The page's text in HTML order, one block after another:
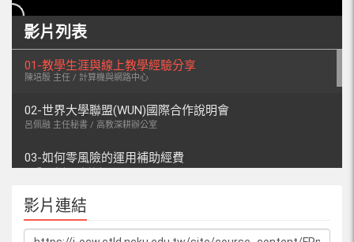
影片列表
01-教學生涯與線上教學經驗分享
陳培殷 主任 / 計算機與網路中心
02-世界大學聯盟(WUN)國際合作說明會
呂佩融 主任秘書 / 高教深耕辦公室
03-如何零風險的運用補助經費
04-校園多元與性別平等
吳怡靜 專員 / 性別平等教育委員會
影片連結